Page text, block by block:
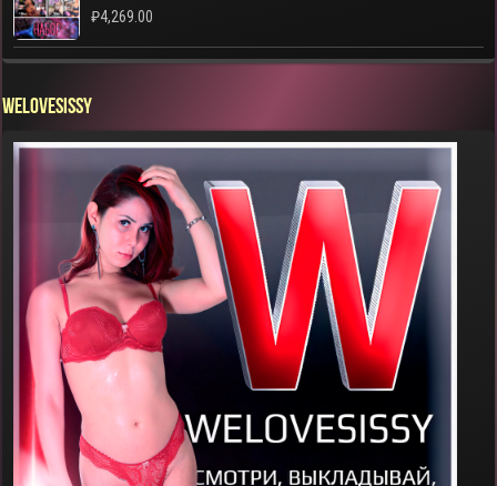
₽4,269.00
WELOVESISSY